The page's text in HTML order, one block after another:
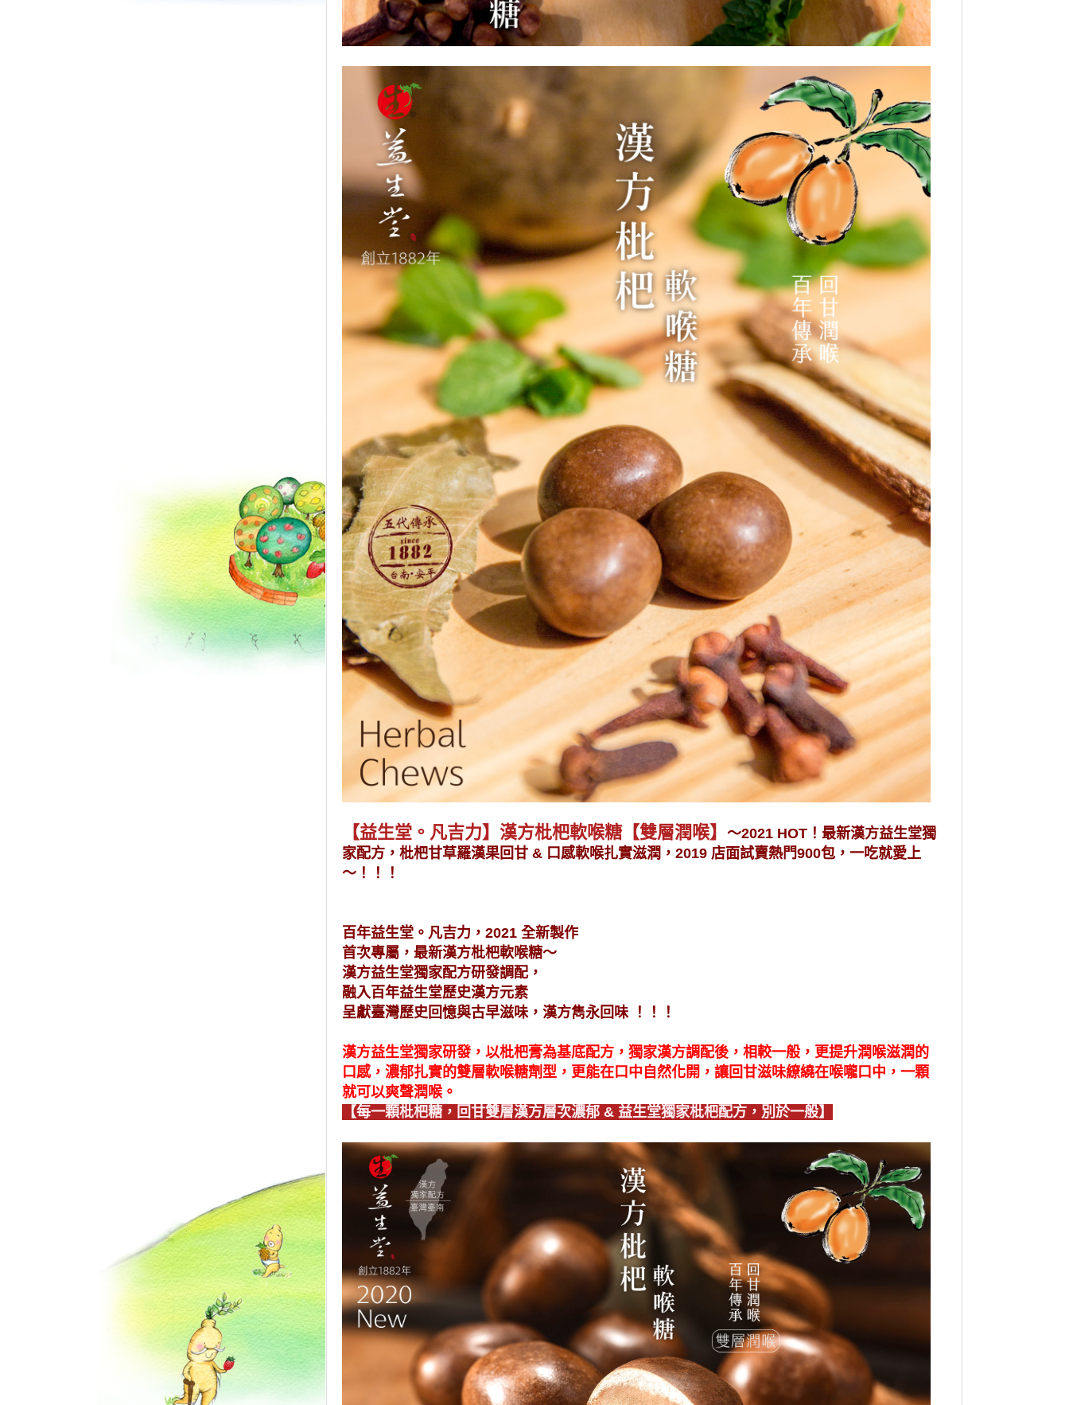
【益生堂。凡吉力】漢方枇杷軟喉糖【雙層潤喉】
～2021 HOT！最新漢方益生堂獨
家配方，枇杷甘草羅漢果回甘 & 口感軟喉扎實滋潤，2019 店面試賣熱門900包，一吃就愛上
～！！！
百年益生堂。凡吉力，2021 全新製作
首次專屬，最新漢方枇杷軟喉糖～
漢方益生堂獨家配方研發調配，
融入百年益生堂歷史漢方元素
呈獻臺灣歷史回憶與古早滋味，漢方雋永回味 ！！！
漢方益生堂獨家研發，以枇杷膏為基底配方，獨家漢方調配後，相較一般，更提升潤喉滋潤的
口感，濃郁扎實的雙層軟喉糖劑型，更能在口中自然化開，讓回甘滋味繚繞在喉嚨口中，一顆
就可以爽聲潤喉。
【每一顆枇杷糖，回甘雙層漢方層次濃郁 & 益生堂獨家枇杷配方，別於一般】